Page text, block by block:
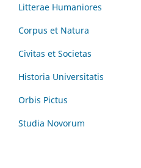
Litterae Humaniores
Corpus et Natura
Civitas et Societas
Historia Universitatis
Orbis Pictus
Studia Novorum